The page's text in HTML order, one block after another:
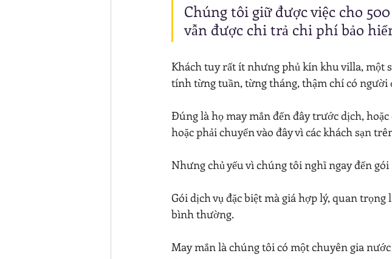
Chúng tôi giữ được việc cho
vẫn được chi trả chi phí bảo
Khách tuy rất ít nhưng phủ kín khu villa, một
tính từng tuần, từng tháng, thậm chí có người
Đúng là họ may mắn đến đây trước dịch,
hoặc phải chuyển vào đây vì các khách sạn
Nhưng chủ yếu vì chúng tôi nghĩ ngay đến
Gói dịch vụ đặc biệt mà giá hợp lý, quan
bình thường.
May mắn là chúng tôi có một chuyên gia